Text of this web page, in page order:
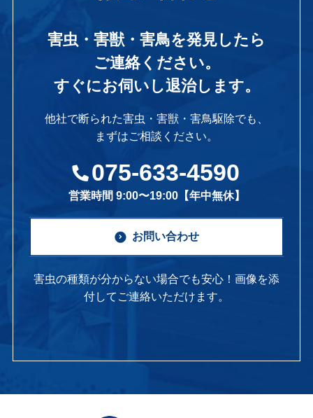
害虫・害獣・害鳥を発見したら
ご連絡ください。
すぐにお伺いし退治します。
他社で断られた害虫・害獣・害鳥駆除でも、
まずはご相談ください。
075-633-4590
営業時間 9:00〜19:00【年中無休】
お問い合わせ
害虫の種類が分からない場合でも安心！画像を添
付してご連絡いただけます。